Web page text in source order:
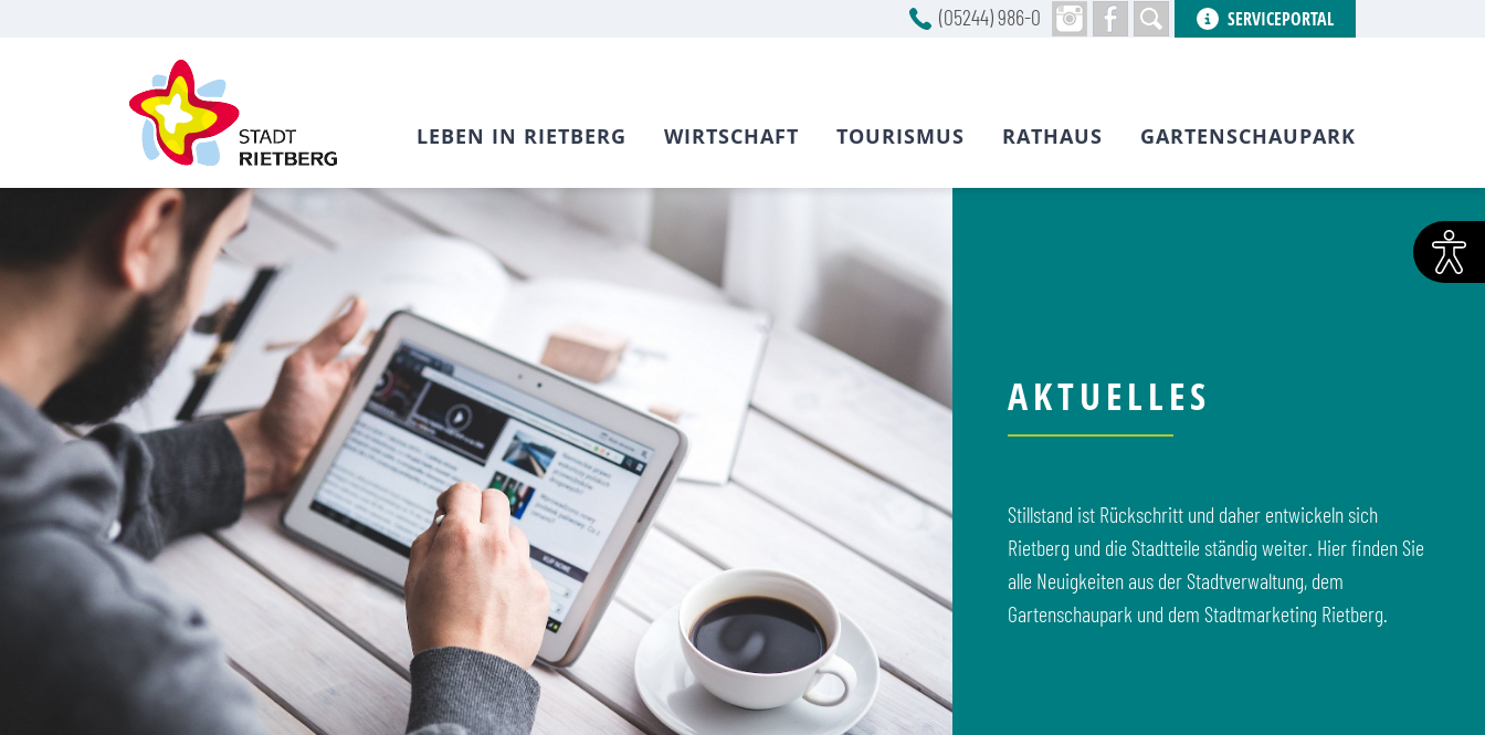
AKTUELLES
Stillstand ist Rückschritt und daher entwickeln sich
Rietberg und die Stadtteile ständig weiter. Hier finden Sie
alle Neuigkeiten aus der Stadtverwaltung, dem
Gartenschaupark und dem Stadtmarketing Rietberg.
(05244) 986-0 SERVICEPORTAL
LEBEN IN RIETBERG WIRTSCHAFT TOURISMUS RATHAUS GARTENSCHAUPARK